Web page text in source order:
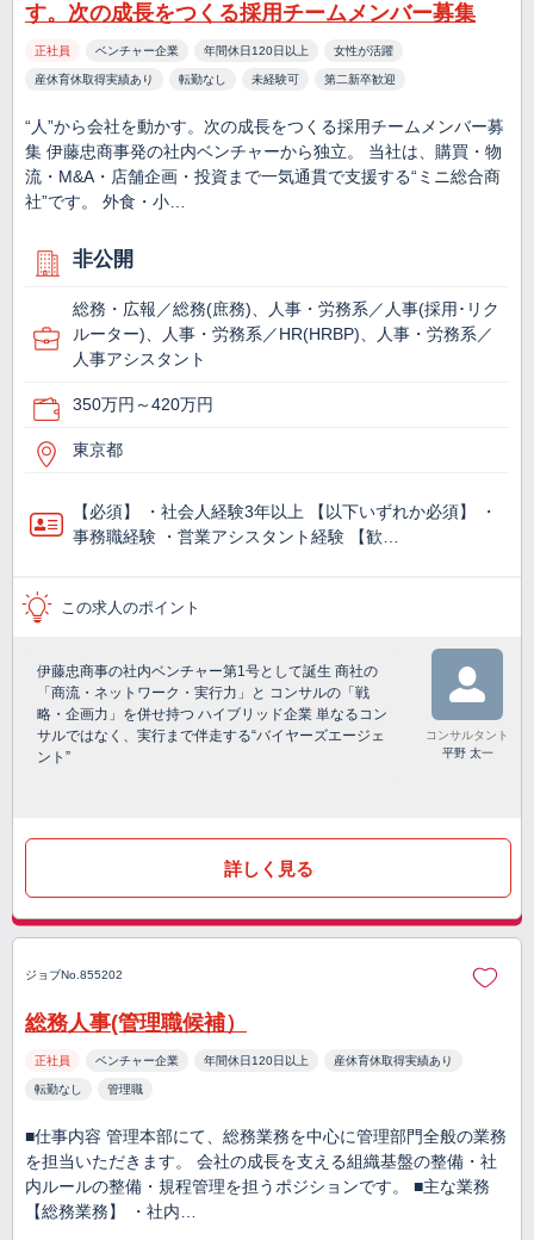
す。次の成長をつくる採用チームメンバー募集
正社員 ベンチャー企業 年間休日120日以上 女性が活躍
産休育休取得実績あり 転勤なし 未経験可 第二新卒歓迎
“人”から会社を動かす。次の成長をつくる採用チームメンバー募
集 伊藤忠商事発の社内ベンチャーから独立。 当社は、購買・物
流・M&A・店舗企画・投資まで一気通貫で支援する“ミニ総合商
社”です。 外食・小…
非公開
総務・広報／総務(庶務)、人事・労務系／人事(採用･リク
ルーター)、人事・労務系／HR(HRBP)、人事・労務系／
人事アシスタント
350万円～420万円
東京都
【必須】 ・社会人経験3年以上 【以下いずれか必須】 ・
事務職経験 ・営業アシスタント経験 【歓…
この求人のポイント
伊藤忠商事の社内ベンチャー第1号として誕生 商社の
「商流・ネットワーク・実行力」と コンサルの「戦
略・企画力」を併せ持つ ハイブリッド企業 単なるコン
サルではなく、実行まで伴走する“バイヤーズエージェ
ント”
コンサルタント
平野 太一
詳しく見る
ジョブNo.855202
総務人事(管理職候補）
正社員 ベンチャー企業 年間休日120日以上 産休育休取得実績あり
転勤なし 管理職
■仕事内容 管理本部にて、総務業務を中心に管理部門全般の業務
を担当いただきます。 会社の成長を支える組織基盤の整備・社
内ルールの整備・規程管理を担うポジションです。 ■主な業務
【総務業務】 ・社内…